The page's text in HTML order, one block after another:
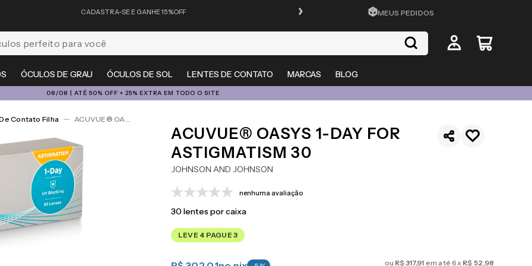
CADASTRA-SE E GANHE 15%OFF FRETE GRÁTIS EM TODO O SITE
MEUS PEDIDOS
ÓCULOS DE GRAU ÓCULOS DE SOL LENTES DE CONTATO MARCAS BLOG
para você
08/08 | ATÉ 50% OFF + 25% EXTRA EM TODO O SITE
Contato Filha ACUVUE® OASYS 1-Day For Astigmatism 30
ACUVUE® OASYS 1-DAY FOR
ASTIGMATISM 30
JOHNSON AND JOHNSON
nenhuma avaliação
30lentes por caixa
LEVE 4 PAGUE 3
ou R$317,91 em até6x R$ 52,98